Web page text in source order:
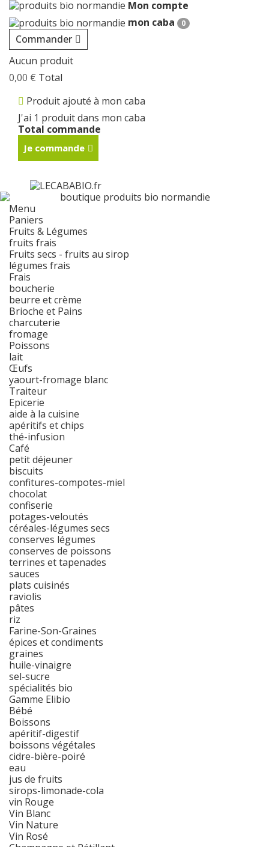
Mon compte
mon caba
0
Commander
Aucun produit
0,00 € Total
Produit ajouté à mon caba
J'ai 1 produit dans mon caba
Total commande
Je commande
Menu
Paniers
Fruits & Légumes
fruits frais
Fruits secs - fruits au sirop
légumes frais
Frais
boucherie
beurre et crème
Brioche et Pains
charcuterie
fromage
Poissons
lait
Œufs
yaourt-fromage blanc
Traiteur
Epicerie
aide à la cuisine
apéritifs et chips
thé-infusion
Café
petit déjeuner
biscuits
confitures-compotes-miel
chocolat
confiserie
potages-veloutés
céréales-légumes secs
conserves légumes
conserves de poissons
terrines et tapenades
sauces
plats cuisinés
raviolis
pâtes
riz
Farine-Son-Graines
épices et condiments
graines
huile-vinaigre
sel-sucre
spécialités bio
Gamme Elibio
Bébé
Boissons
apéritif-digestif
boissons végétales
cidre-bière-poiré
eau
jus de fruits
sirops-limonade-cola
vin Rouge
Vin Blanc
Vin Nature
Vin Rosé
Cookies management panel